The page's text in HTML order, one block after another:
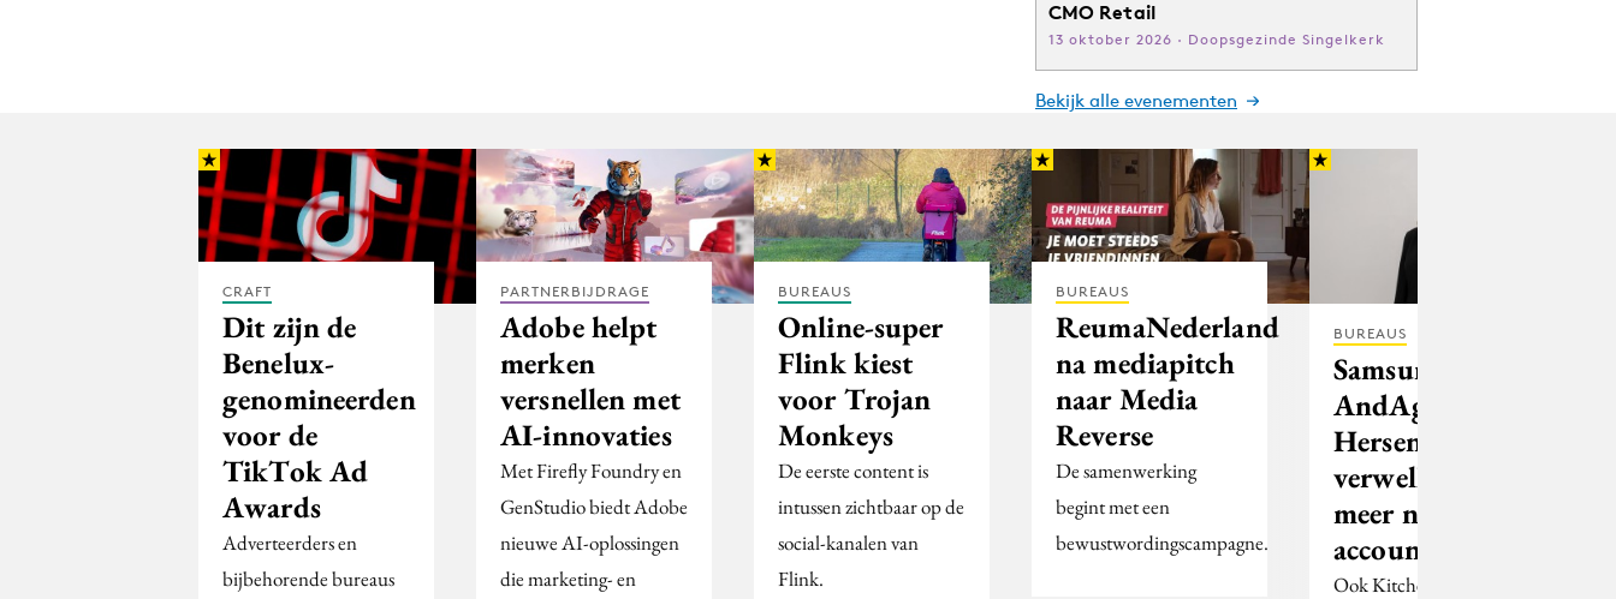
CMO Retail
13 oktober 2026 · Doopsgezinde Singelkerk
Bekijk alle evenementen
CRAFT
Dit zijn de
Benelux-
genomineerden
voor de
TikTok Ad
Awards
Adverteerders en
bijbehorende bureaus
PARTNERBIJDRAGE
Adobe helpt
merken
versnellen met
AI-innovaties
Met Firefly Foundry en
GenStudio biedt Adobe
nieuwe AI-oplossingen
die marketing- en
BUREAUS
Online-super
Flink kiest
voor Trojan
Monkeys
De eerste content is
intussen zichtbaar op de
social-kanalen van
Flink.
BUREAUS
ReumaNederland
na mediapitch
naar Media
Reverse
De samenwerking
begint met een
bewustwordingscampagne.
BUREAUS
Samsung kiest
Hersenstichting
verwelkomt Ace en
meer nieuwe
accounts
Ook KitchenAid, Bol,